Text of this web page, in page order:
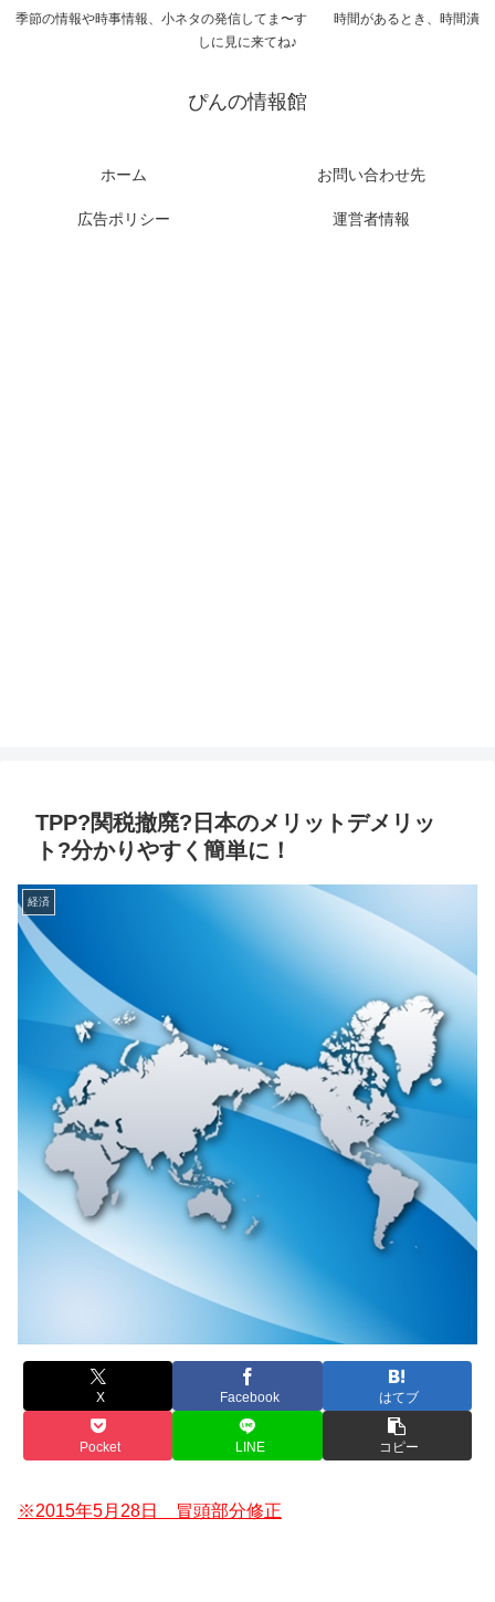
季節の情報や時事情報、小ネタの発信してま〜す 時間があるとき、時間潰
しに見に来てね♪
ぴんの情報館
ホーム お問い合わせ先
広告ポリシー 運営者情報
TPP?関税撤廃?日本のメリットデメリッ
ト?分かりやすく簡単に！
経済
X Facebook はてブ
Pocket LINE コピー
※2015年5月28日 冒頭部分修正